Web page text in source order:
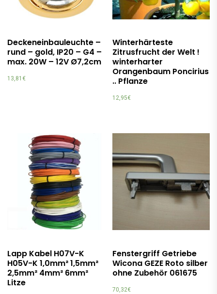
Deckeneinbauleuchte –
rund – gold, IP20 – G4 –
max. 20W – 12V Ø7,2cm
13,81 €
Winterhärteste
Zitrusfrucht der Welt !
winterharter
Orangenbaum Poncirius
.. Pflanze
12,95€
Lapp Kabel H07V-K
H05V-K 1,0mm² 1,5mm²
2,5mm² 4mm² 6mm²
Litze
Fenstergriff Getriebe
Wicona GEZE Roto silber
ohne Zubehör 061675
70,32€